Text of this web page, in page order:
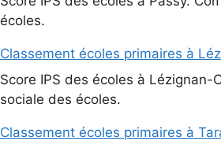
écoles.
Classement écoles primaires à
Score IPS des écoles à
sociale des écoles.
Classement écoles primaires à